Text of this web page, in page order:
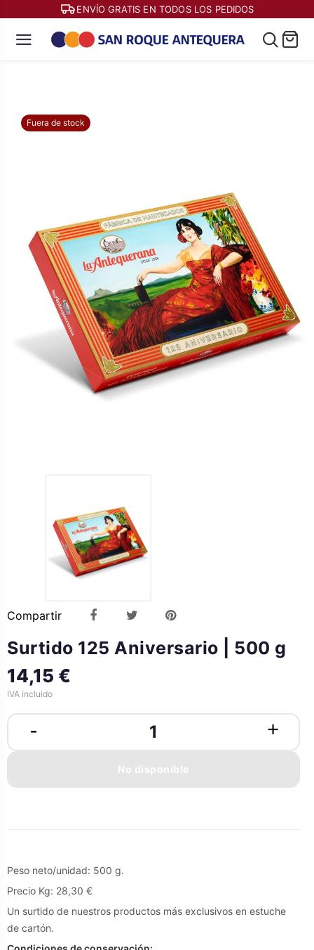
ENVÍO GRATIS EN TODOS LOS PEDIDOS
Fuera de stock
Compartir
Surtido 125 Aniversario | 500 g
14,15 €
IVA incluido
No disponible
Peso neto/unidad: 500 g.
Precio Kg: 28,30 €
Un surtido de nuestros productos más exclusivos en estuche
de cartón.